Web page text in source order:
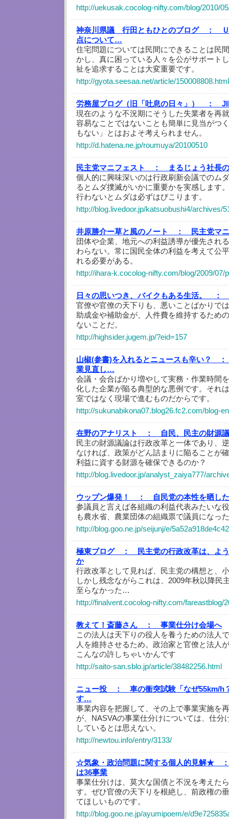
http://uekusak.cocolog-nifty.com/blog/2010/
神奈川県議 行田ともひとのブログ ：
点について…
住宅問題については民間にできることは民
かし、真に困っている人々を公がサポート
祉を追求することは大変重要です。
http://gyota.seesaa.net/article/150008808.html
労務屋ブログ（旧「吐息の日々」） ：
現在のような不況期にそうした失業者を再
容易なことではないことも簡単に見当がつ
もない」とはおよそ考えられません。
http://d.hatena.ne.jp/roumuya/20100510
民主党マニフェスト ：
まるじょう社長
個人的に興味深いのは行政刷新会議でのム
るとムダ撲滅がいかに重要かを実感します
行わないとムダは必ずはびこります。
http://blog.livedoor.jp/katsuobushi4/archives/
井原勝介ー草と風のノート ：
民主党マ
団体や企業、地元への利益誘導が優先され
わらない。常に国民全体の利益を考えて公
れる必要がある。
http://ihara-k.cocolog-nifty.com/blog/2009/07/
日々の思いつき、バイクもある生活。 ：
官僚や官僚の天下りも、悪いことばかりで
助成金や補助金が、人件費を維持するため
ないことだ。
http://highsider.jugem.jp/?eid=157
山椒(参書)を入れるとニュースも辛い？ ：
業見直し…
会議・会合ばかり増やして実務・作業時間
化した企業が陥る典型的な悪例です。それ
室ではなく現場で進むものだからです。
http://sukunabikona07.blog26.fc2.com/blog-
在野のアナリスト ：
自民、民主の財源
民主の財源議論は行政改革と一体であり、
なければ、政策がどん詰まりに陥ることが
利益に資する財源を確保できるのか？
http://blog.livedoor.jp/analyst_zaiya777/
ウップン爆発！ ：
自民党の本性を晒し
参議員と言えば各組織の利益代表みたいな
も農水省、農業団体の組織票で議員になっ
http://blog.goo.ne.jp/seijunj/e/
極東ブログ ：
民主党の行政改革は、よ
か
行政改革として見れば、民主党の構想と
しかし残念ながらこれは、2009年秋以降民
至らなかった…
http://finalvent.cocolog-nifty.com/fareastblog/
教えて！斎藤さん ：
事業仕分け会場へ
この法人は天下りの役人を養うための法人
人を維持させるため。政治家と官僚と法人
こんなの許しちゃいかんです
http://saito-san.sblo.jp/article/38482256.html
ニュー投 ：
車の衝突試験「なぜ55km/h
す…
事業内容を把握して、その上で事業実施を
が、NASVAの事業仕分けについては、仕分
しているとは思えない。
http://newtou.info/entry/3133/
☆気象・政治問題に関する個人的見解★ ：
は36事業
事業仕分けは、莫大な国債と不況を考えた
す。ぜひ官僚の天下りを根絶し、前政権の
てほしいものです。
http://blog.goo.ne.jp/ayumipoem/e/